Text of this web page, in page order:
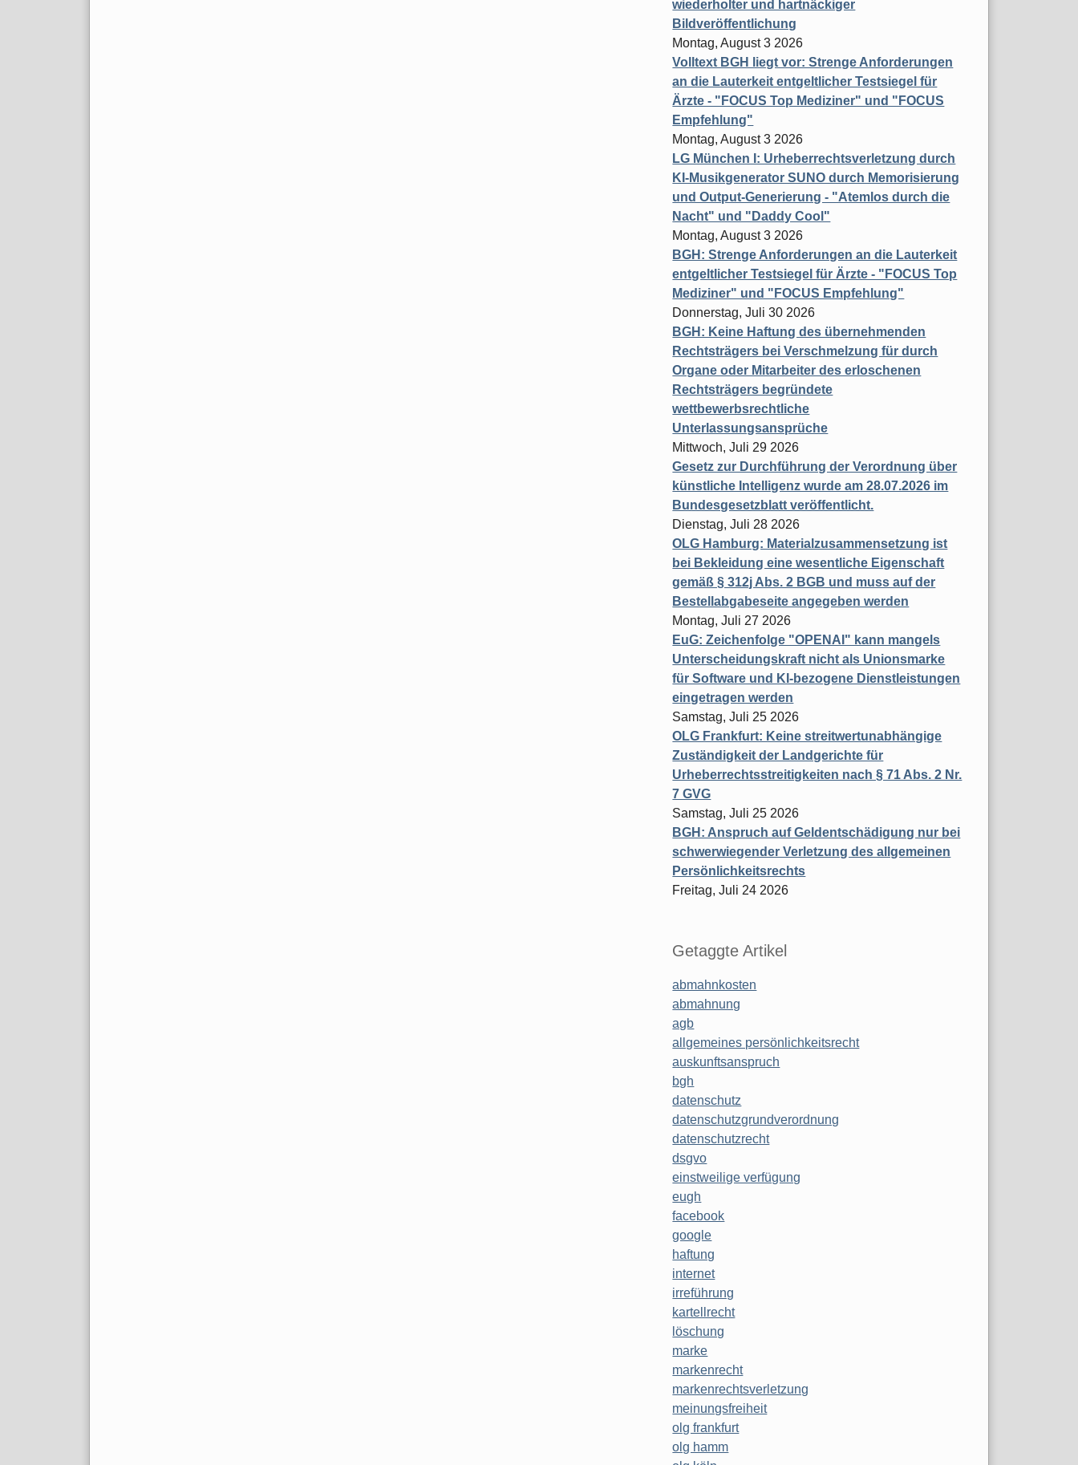
wiederholter und hartnäckiger
Bildveröffentlichung
Montag, August 3 2026
Volltext BGH liegt vor: Strenge Anforderungen
an die Lauterkeit entgeltlicher Testsiegel für
Ärzte - "FOCUS Top Mediziner" und "FOCUS
Empfehlung"
Montag, August 3 2026
LG München I: Urheberrechtsverletzung durch
KI-Musikgenerator SUNO durch Memorisierung
und Output-Generierung - "Atemlos durch die
Nacht" und "Daddy Cool"
Montag, August 3 2026
BGH: Strenge Anforderungen an die Lauterkeit
entgeltlicher Testsiegel für Ärzte - "FOCUS Top
Mediziner" und "FOCUS Empfehlung"
Donnerstag, Juli 30 2026
BGH: Keine Haftung des übernehmenden
Rechtsträgers bei Verschmelzung für durch
Organe oder Mitarbeiter des erloschenen
Rechtsträgers begründete
wettbewerbsrechtliche
Unterlassungsansprüche
Mittwoch, Juli 29 2026
Gesetz zur Durchführung der Verordnung über
künstliche Intelligenz wurde am 28.07.2026 im
Bundesgesetzblatt veröffentlicht.
Dienstag, Juli 28 2026
OLG Hamburg: Materialzusammensetzung ist
bei Bekleidung eine wesentliche Eigenschaft
gemäß § 312j Abs. 2 BGB und muss auf der
Bestellabgabeseite angegeben werden
Montag, Juli 27 2026
EuG: Zeichenfolge "OPENAI" kann mangels
Unterscheidungskraft nicht als Unionsmarke
für Software und KI-bezogene Dienstleistungen
eingetragen werden
Samstag, Juli 25 2026
OLG Frankfurt: Keine streitwertunabhängige
Zuständigkeit der Landgerichte für
Urheberrechtsstreitigkeiten nach § 71 Abs. 2 Nr.
7 GVG
Samstag, Juli 25 2026
BGH: Anspruch auf Geldentschädigung nur bei
schwerwiegender Verletzung des allgemeinen
Persönlichkeitsrechts
Freitag, Juli 24 2026
Getaggte Artikel
abmahnkosten
abmahnung
agb
allgemeines persönlichkeitsrecht
auskunftsanspruch
bgh
datenschutz
datenschutzgrundverordnung
datenschutzrecht
dsgvo
einstweilige verfügung
eugh
facebook
google
haftung
internet
irreführung
kartellrecht
löschung
marke
markenrecht
markenrechtsverletzung
meinungsfreiheit
olg frankfurt
olg hamm